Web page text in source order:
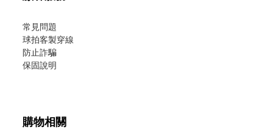
常見問題
球拍客製穿線
防止詐騙
保固說明
購物相關